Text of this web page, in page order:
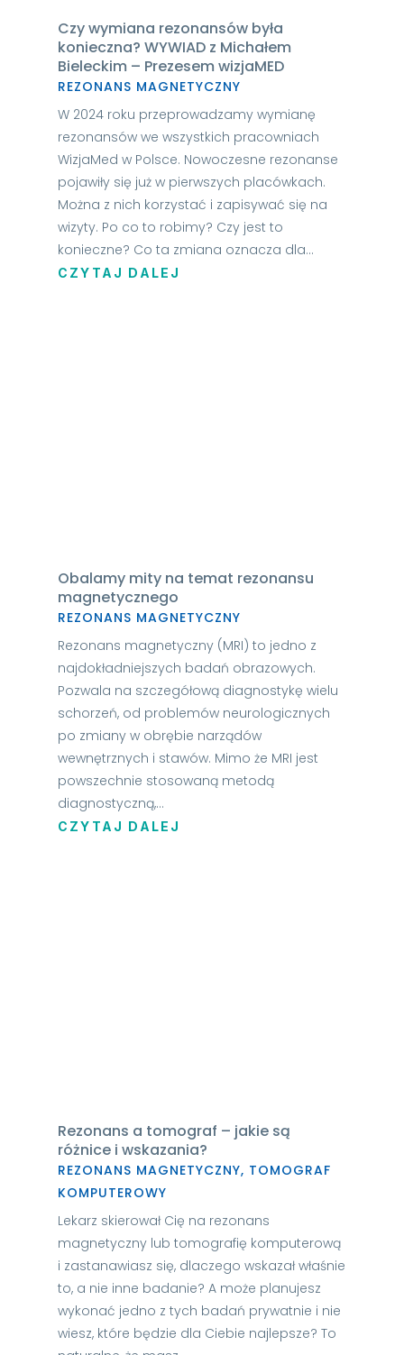
Czy wymiana rezonansów była
konieczna? WYWIAD z Michałem
Bieleckim – Prezesem wizjaMED
REZONANS MAGNETYCZNY
W 2024 roku przeprowadzamy wymianę
rezonansów we wszystkich pracowniach
WizjaMed w Polsce. Nowoczesne rezonanse
pojawiły się już w pierwszych placówkach.
Można z nich korzystać i zapisywać się na
wizyty. Po co to robimy? Czy jest to
konieczne? Co ta zmiana oznacza dla...
CZYTAJ DALEJ
Obalamy mity na temat rezonansu
magnetycznego
REZONANS MAGNETYCZNY
Rezonans magnetyczny (MRI) to jedno z
najdokładniejszych badań obrazowych.
Pozwala na szczegółową diagnostykę wielu
schorzeń, od problemów neurologicznych
po zmiany w obrębie narządów
wewnętrznych i stawów. Mimo że MRI jest
powszechnie stosowaną metodą
diagnostyczną,...
CZYTAJ DALEJ
Rezonans a tomograf – jakie są
różnice i wskazania?
REZONANS MAGNETYCZNY, TOMOGRAF
KOMPUTEROWY
Lekarz skierował Cię na rezonans
magnetyczny lub tomografię komputerową
i zastanawiasz się, dlaczego wskazał właśnie
to, a nie inne badanie? A może planujesz
wykonać jedno z tych badań prywatnie i nie
wiesz, które będzie dla Ciebie najlepsze? To